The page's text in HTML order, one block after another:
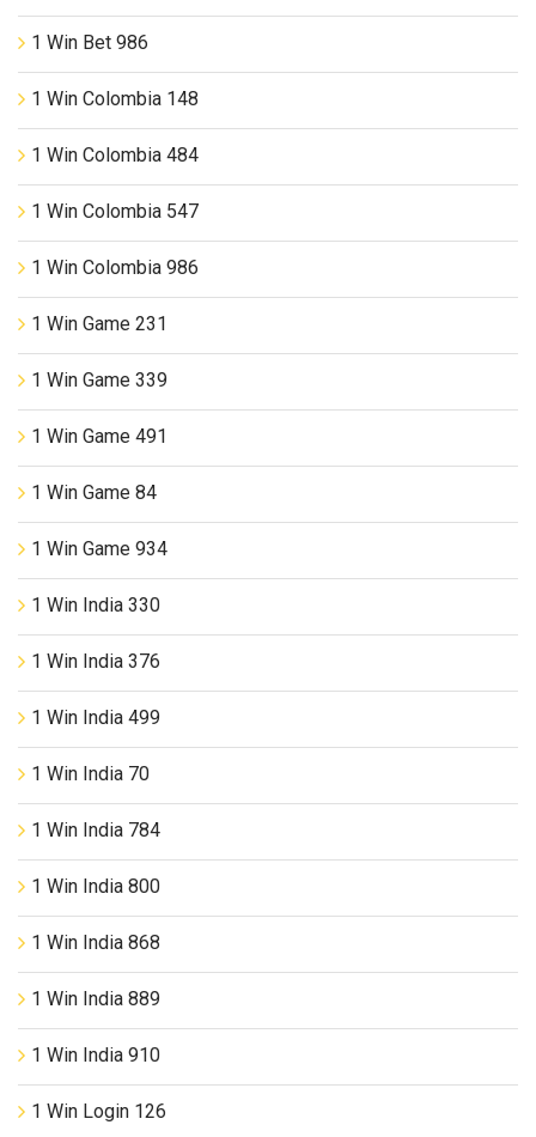
1 Win Bet 986
1 Win Colombia 148
1 Win Colombia 484
1 Win Colombia 547
1 Win Colombia 986
1 Win Game 231
1 Win Game 339
1 Win Game 491
1 Win Game 84
1 Win Game 934
1 Win India 330
1 Win India 376
1 Win India 499
1 Win India 70
1 Win India 784
1 Win India 800
1 Win India 868
1 Win India 889
1 Win India 910
1 Win Login 126